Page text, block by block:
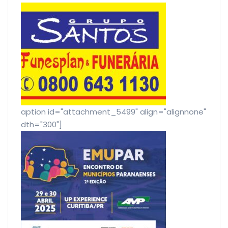
[caption id="attachment_5499" align="alignnone"
width="300"]